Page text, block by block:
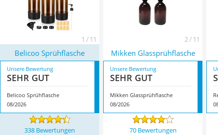
1 / 11 2 / 11
Belicoo Sprühflasche Mikken Glassprühflasche
Unsere Bewertung
SEHR GUT
Belicoo Sprühflasche
08/2026
Unsere Bewertung
SEHR GUT
Mikken Glassprühflasche
08/2026
338 Bewertungen 70 Bewertungen